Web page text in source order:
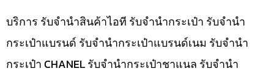
บริการ รับจำนำสินค้าไอที รับจำนำกระเป๋า รับจำนำ
กระเป๋าแบรนด์ รับจำนำกระเป๋าแบรนด์เนม รับจำนำ
กระเป๋า CHANEL รับจำนำกระเป๋าชาแนล รับจำนำ